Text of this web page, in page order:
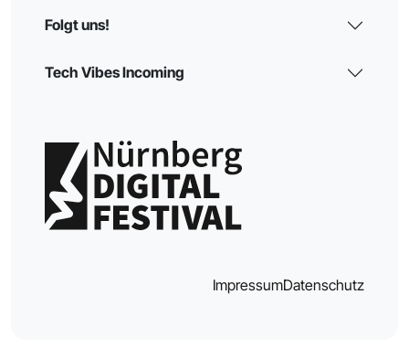
Folgt uns!
Tech Vibes Incoming
ImpressumDatenschutz